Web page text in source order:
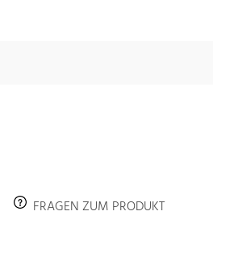
FRAGEN ZUM PRODUKT